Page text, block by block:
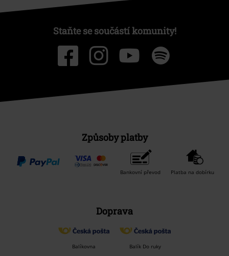
Staňte se součástí komunity!
Způsoby platby
Bankovní převod Platba na dobírku
Doprava
Balíkovna Balík Do ruky